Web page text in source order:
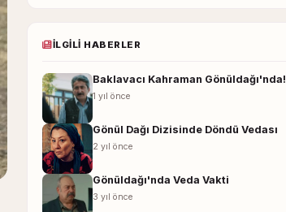
İLGILI HABERLER
Baklavacı Kahraman Gönüldağı'nda!
1 yıl önce
Gönül Dağı Dizisinde Döndü Vedası
2 yıl önce
Gönüldağı'nda Veda Vakti
3 yıl önce